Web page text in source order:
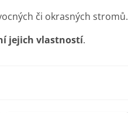
či okrasných stromů.
jejich vlastností.